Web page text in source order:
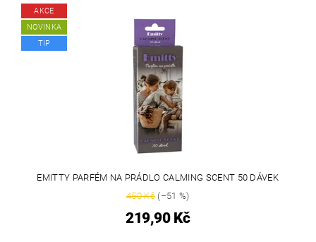
AKCE
NOVINKA
TIP
EMITTY PARFÉM NA PRÁDLO CALMING SCENT 50 DÁVEK
450 Kč(–51 %)
219,90 Kč